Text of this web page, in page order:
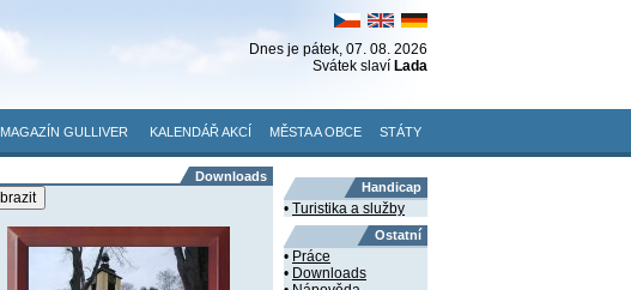
Dnes je pátek, 07. 08. 2026
Svátek slaví Lada
MAGAZÍN GULLIVER KALENDÁŘ AKCÍ MĚSTA A OBCE STÁTY
Downloads
Handicap
• Turistika a služby
Ostatní
• Práce
• Downloads